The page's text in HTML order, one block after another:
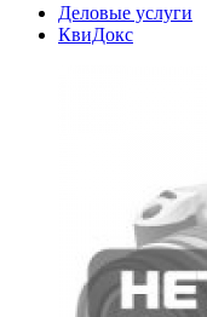
Деловые услуги
КвиДокс